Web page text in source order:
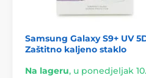
Samsung Galaxy S9+ UV
Zaštitno kaljeno staklo
Na lageru, u ponedjeljak